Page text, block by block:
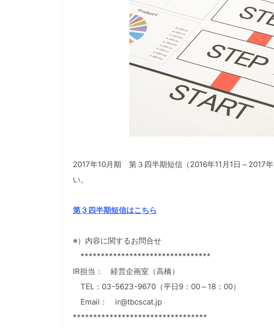
2017年10月期 第３四半期短信（2016年11月1日～2017
い。
第３四半期短信はこちら
※）内容に関するお問合せ
********************************
IR担当： 経営企画室（高橋）
TEL：03-5623-9670（平日9：00～18：00）
Email： ir@tbcscat.jp
*********************************